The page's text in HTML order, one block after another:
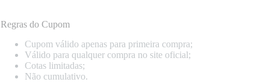
Regras do Cupom
Cupom válido apenas para primeira compra;
Válido para qualquer compra no site oficial;
Cotas limitadas;
Não cumulativo.